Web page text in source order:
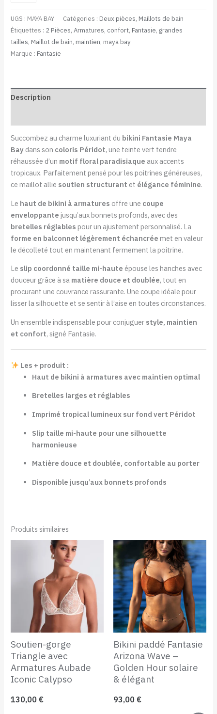
UGS : MAYA BAY Catégories :Deux pièces,Maillots de bain
Étiquettes : 2 Pièces,Armatures, confort,Fantasie, grandes
tailles,Maillot de bain,maintien,maya bay
Marque :Fantasie
Description
Succombez au charme luxuriant du bikini Fantasie Maya
Bay dans son coloris Péridot, une teinte vert tendre
réhaussée d’un motif floral paradisiaque aux accents
tropicaux. Parfaitement pensé pour les poitrines généreuses,
ce maillot allie soutien structurant et élégance féminine.
Le haut de bikini à armatures offre une coupe
enveloppante jusqu’aux bonnets profonds, avec des
bretelles réglables pour un ajustement personnalisé. La
forme en balconnet légèrement échancrée met en valeur
le décolleté tout en maintenant fermement la poitrine.
Le slip coordonné taille mi-haute épouse les hanches avec
douceur grâce à sa matière douce et doublée, tout en
procurant une couvrance rassurante. Une coupe idéale pour
lisser la silhouette et se sentir à l’aise en toutes circonstances.
Un ensemble indispensable pour conjuguer style, maintien
et confort, signé Fantasie.
Les + produit :
Haut de bikini à armatures avec maintien optimal
Bretelles larges et réglables
Imprimé tropical lumineux sur fond vert Péridot
Slip taille mi-haute pour une silhouette
harmonieuse
Matière douce et doublée, confortable au porter
Disponible jusqu’aux bonnets profonds
Produits similaires
Soutien-gorge
Triangle avec
Armatures Aubade
Iconic Calypso
130,00 €
Bikini paddé Fantasie
Arizona Wave –
Golden Hour solaire
& élégant
93,00 €